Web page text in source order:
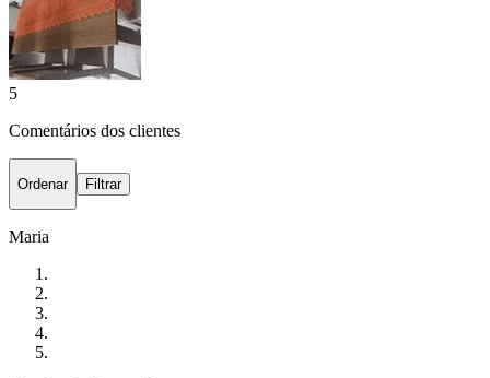
5
Comentários dos clientes
Ordenar Filtrar
Maria